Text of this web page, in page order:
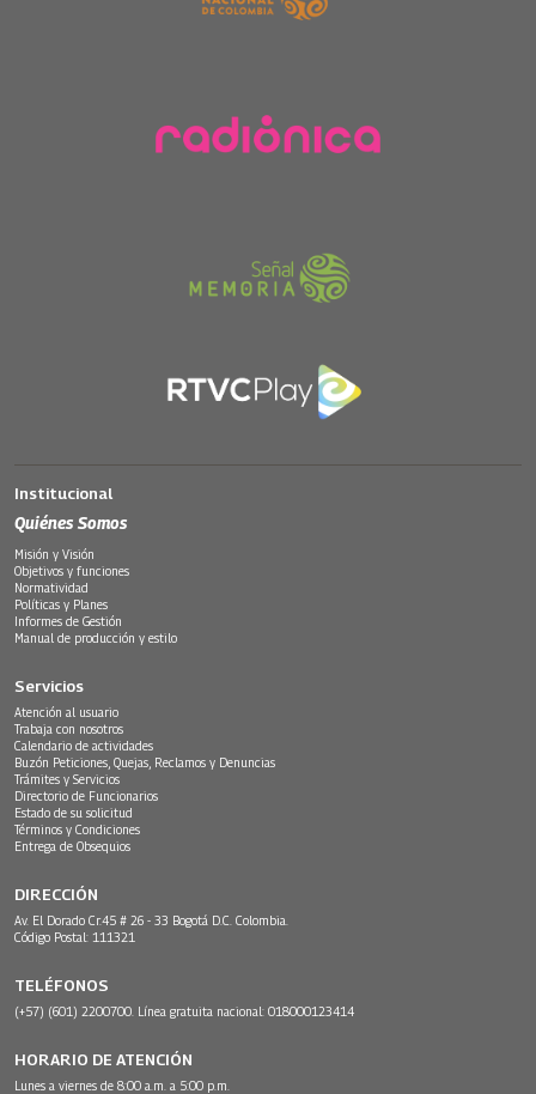
Institucional
Quiénes Somos
Misión y Visión
Objetivos y funciones
Normatividad
Políticas y Planes
Informes de Gestión
Manual de producción y estilo
Servicios
Atención al usuario
Trabaja con nosotros
Calendario de actividades
Buzón Peticiones, Quejas, Reclamos y Denuncias
Trámites y Servicios
Directorio de Funcionarios
Estado de su solicitud
Términos y Condiciones
Entrega de Obsequios
DIRECCIÓN
Av. El Dorado Cr.45 # 26 - 33 Bogotá D.C. Colombia.
Código Postal: 111321
TELÉFONOS
(+57) (601) 2200700. Línea gratuita nacional: 018000123414
HORARIO DE ATENCIÓN
Lunes a viernes de 8:00 a.m. a 5:00 p.m.